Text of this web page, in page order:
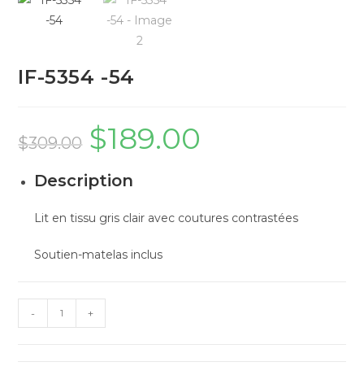
IF-5354 -54
$309.00 $189.00
Description
Lit en tissu gris clair avec coutures contrastées
Soutien-matelas inclus
- +